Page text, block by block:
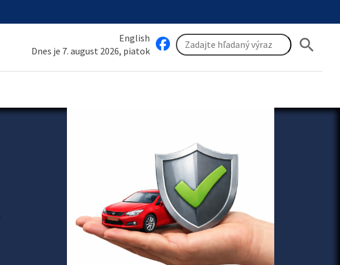
English
Dnes je 7. august 2026, piatok
search